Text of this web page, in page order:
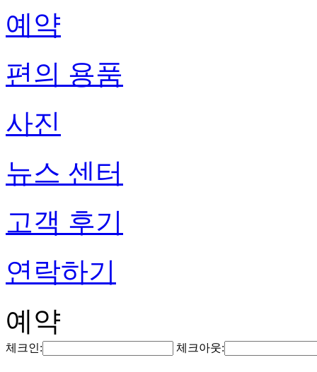
예약
편의 용품
사진
뉴스 센터
고객 후기
연락하기
예약
체크인: 체크아웃: